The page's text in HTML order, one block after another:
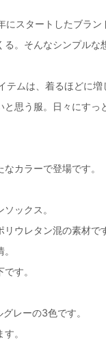
スタートしたブラン
。そんなシンプル
ムは、着るほどに増
思う服。日々にすっ
カラーで登場です。
ックス。
リウレタン混の素材で
す。
レーの3色です。
。